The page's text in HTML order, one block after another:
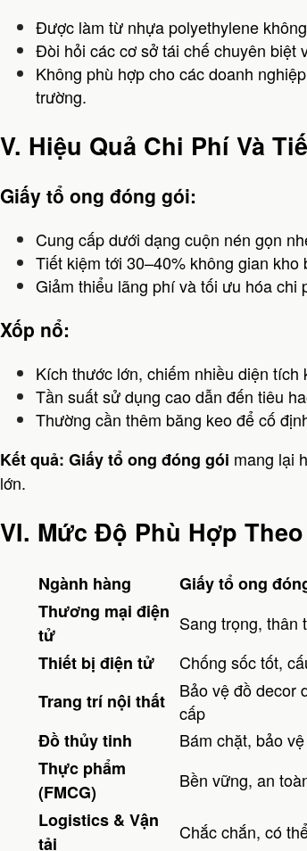
Được làm từ nhựa polyethylene
Đòi hỏi các cơ sở tái chế chuyên biệt
Không phù hợp cho các doanh
trường.
V. Hiệu Quả Chi Phí Và
Giấy tổ ong đóng gói:
Cung cấp dưới dạng cuộn nén gọn
Tiết kiệm tới 30–40% không gian
Giảm thiểu lãng phí và tối ưu hóa chi
Xốp nổ:
Kích thước lớn, chiếm nhiều diện tích
Tần suất sử dụng cao dẫn đến tiêu
Thường cần thêm băng keo để cố
Kết quả: Giấy tổ ong đóng gói mang lại
lớn.
VI. Mức Độ Phù Hợp
Ngành hàng Giấy tổ ong
Thương mại điện
tử
Sang trọng, thân
Thiết bị điện tử
Chống sốc tốt,
Trang trí nội thất
Bảo vệ đồ decor
cấp
Đồ thủy tinh
Bám chặt, bảo
Thực phẩm
(FMCG)
Bền vững, an
Logistics & Vận
tải
Chắc chắn, có